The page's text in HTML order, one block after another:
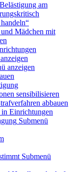
am
Mädchen mit
anzeigen
sensibilisieren
abbauen
Einrichtungen
Submenü
Submenü